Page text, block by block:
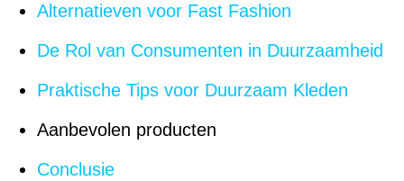
Alternatieven voor Fast Fashion
De Rol van Consumenten in Duurzaamheid
Praktische Tips voor Duurzaam Kleden
Aanbevolen producten
Conclusie